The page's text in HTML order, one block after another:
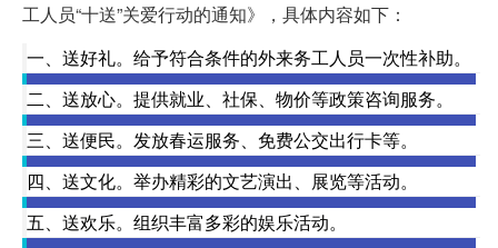
工人员“十送”关爱行动的通知》，具体内容如下：
一、送好礼。给予符合条件的外来务工人员一次性补助。
二、送放心。提供就业、社保、物价等政策咨询服务。
三、送便民。发放春运服务、免费公交出行卡等。
四、送文化。举办精彩的文艺演出、展览等活动。
五、送欢乐。组织丰富多彩的娱乐活动。